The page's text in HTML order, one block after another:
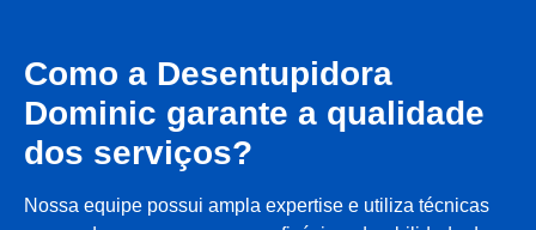
Como a Desentupidora
Dominic garante a qualidade
dos serviços?
Nossa equipe possui ampla expertise e utiliza técnicas